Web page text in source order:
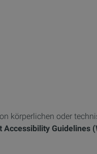
oder
Accessibility Guidelines